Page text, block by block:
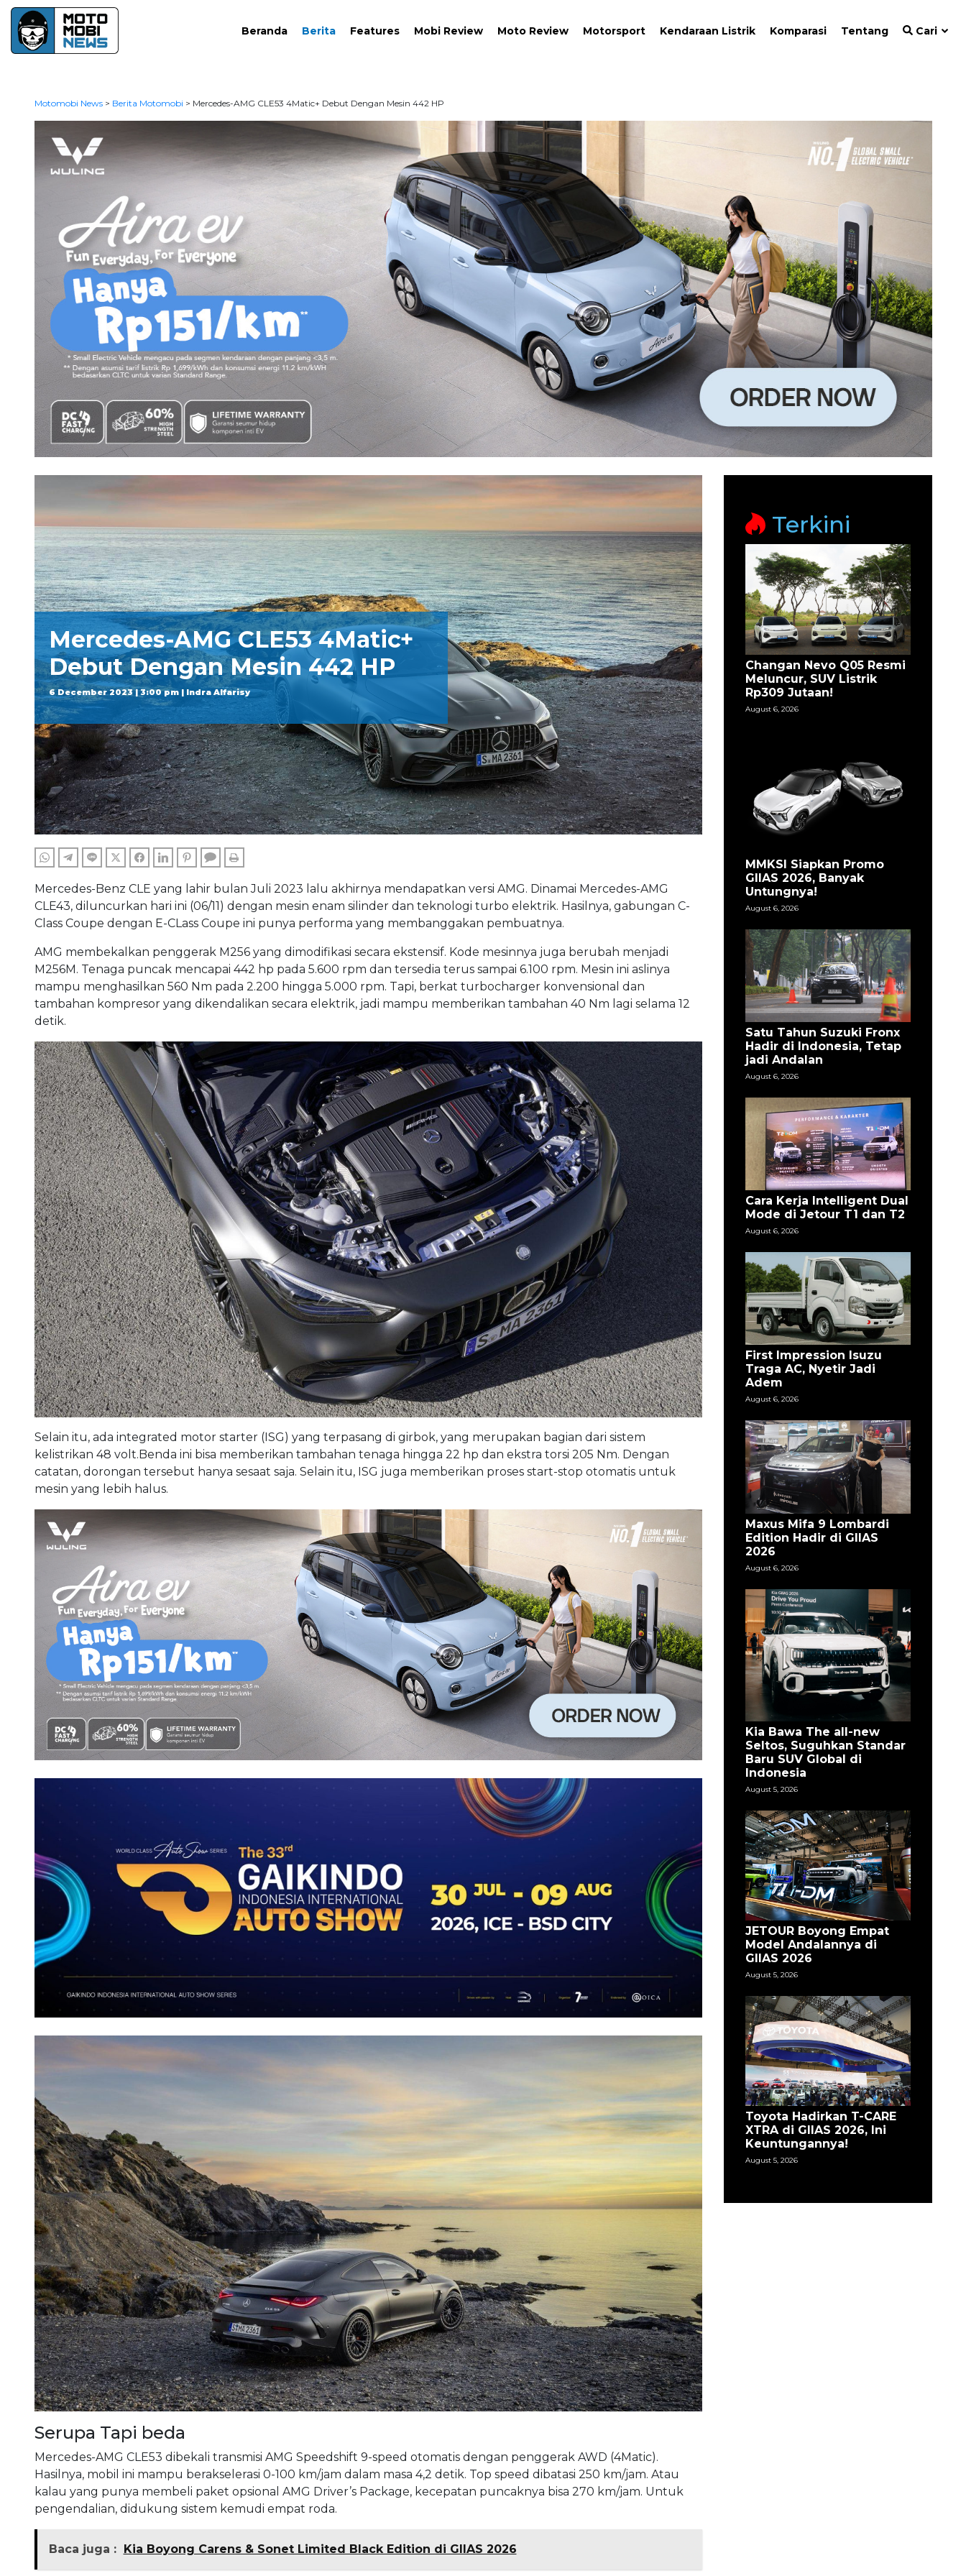
Beranda Berita Features Mobi Review Moto Review Motorsport Kendaraan Listrik Komparasi Tentang Cari
Motomobi News> Berita Motomobi > Mercedes-AMG CLE53 4Matic+ Debut Dengan Mesin 442 HP
Mercedes-AMG CLE53 4Matic+
Debut Dengan Mesin 442 HP
6 December 2023 | 3:00 pm | Indra Alfarisy
WHATSAPPTELEGRAM
LINE TWITTERFACEBOOKLINKEDINPINTERESTCOMMENTS
Mercedes-Benz CLE yang lahir bulan Juli 2023 lalu akhirnya mendapatkan versi AMG. Dinamai Mercedes-AMG
CLE43, diluncurkan hari ini (06/11) dengan mesin enam silinder dan teknologi turbo elektrik. Hasilnya, gabungan C-
Class Coupe dengan E-CLass Coupe ini punya performa yang membanggakan pembuatnya.
AMG membekalkan penggerak M256 yang dimodifikasi secara ekstensif. Kode mesinnya juga berubah menjadi
M256M. Tenaga puncak mencapai 442 hp pada 5.600 rpm dan tersedia terus sampai 6.100 rpm. Mesin ini aslinya
mampu menghasilkan 560 Nm pada 2.200 hingga 5.000 rpm. Tapi, berkat turbocharger konvensional dan
tambahan kompresor yang dikendalikan secara elektrik, jadi mampu memberikan tambahan 40 Nm lagi selama 12
detik.
Selain itu, ada integrated motor starter (ISG) yang terpasang di girbok, yang merupakan bagian dari sistem
kelistrikan 48 volt.Benda ini bisa memberikan tambahan tenaga hingga 22 hp dan ekstra torsi 205 Nm. Dengan
catatan, dorongan tersebut hanya sesaat saja. Selain itu, ISG juga memberikan proses start-stop otomatis untuk
mesin yang lebih halus.
Serupa Tapi beda
Mercedes-AMG CLE53 dibekali transmisi AMG Speedshift 9-speed otomatis dengan penggerak AWD (4Matic).
Hasilnya, mobil ini mampu berakselerasi 0-100 km/jam dalam masa 4,2 detik. Top speed dibatasi 250 km/jam. Atau
kalau yang punya membeli paket opsional AMG Driver’s Package, kecepatan puncaknya bisa 270 km/jam. Untuk
pengendalian, didukung sistem kemudi empat roda.
Baca juga : Kia Boyong Carens & Sonet Limited Black Edition di GIIAS 2026
Terkini
Changan Nevo Q05 Resmi
Meluncur, SUV Listrik
Rp309 Jutaan!
August 6, 2026
MMKSI Siapkan Promo
GIIAS 2026, Banyak
Untungnya!
August 6, 2026
Satu Tahun Suzuki Fronx
Hadir di Indonesia, Tetap
jadi Andalan
August 6, 2026
Cara Kerja Intelligent Dual
Mode di Jetour T1 dan T2
August 6, 2026
First Impression Isuzu
Traga AC, Nyetir Jadi
Adem
August 6, 2026
Maxus Mifa 9 Lombardi
Edition Hadir di GIIAS
2026
August 6, 2026
Kia Bawa The all-new
Seltos, Suguhkan Standar
Baru SUV Global di
Indonesia
August 5, 2026
JETOUR Boyong Empat
Model Andalannya di
GIIAS 2026
August 5, 2026
Toyota Hadirkan T-CARE
XTRA di GIIAS 2026, Ini
Keuntungannya!
August 5, 2026